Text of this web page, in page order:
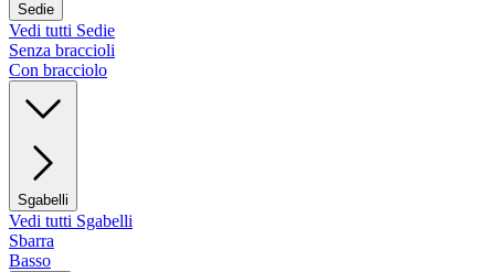
Sedie
Vedi tutti Sedie
Senza braccioli
Con bracciolo
Sgabelli
Vedi tutti Sgabelli
Sbarra
Basso